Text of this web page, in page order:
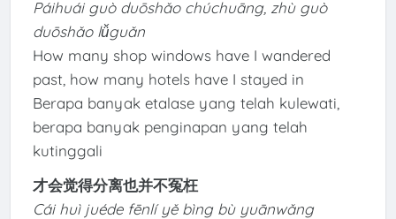
Páihuái guò duōshǎo chúchuāng, zhù guò
duōshǎo lǚguǎn
How many shop windows have I wandered
past, how many hotels have I stayed in
Berapa banyak etalase yang telah kulewati,
berapa banyak penginapan yang telah
kutinggali
才会觉得分离也并不冤枉
Cái huì juéde fēnlí yě bìng bù yuānwǎng